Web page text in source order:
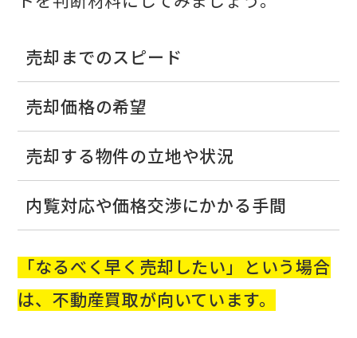
売却までのスピード
売却価格の希望
売却する物件の立地や状況
内覧対応や価格交渉にかかる手間
「なるべく早く売却したい」という場合
は、不動産買取が向いています。